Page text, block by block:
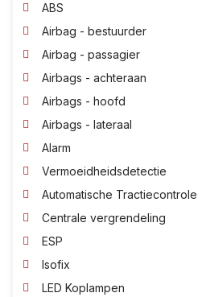
ABS
Airbag - bestuurder
Airbag - passagier
Airbags - achteraan
Airbags - hoofd
Airbags - lateraal
Alarm
Vermoeidheidsdetectie
Automatische Tractiecontrole
Centrale vergrendeling
ESP
Isofix
LED Koplampen